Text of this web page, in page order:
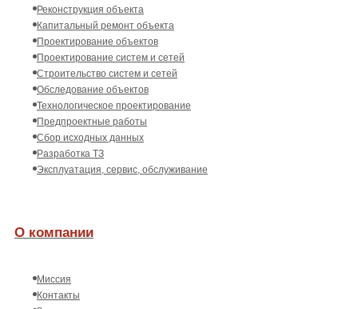
Реконструкция объекта
Капитальный ремонт объекта
Проектирование объектов
Проектирование систем и сетей
Строительство систем и сетей
Обследование объектов
Технологическое проектирование
Предпроектные работы
Сбор исходных данных
Разработка ТЗ
Эксплуатация, сервис, обслуживание
О компании
Миссия
Контакты